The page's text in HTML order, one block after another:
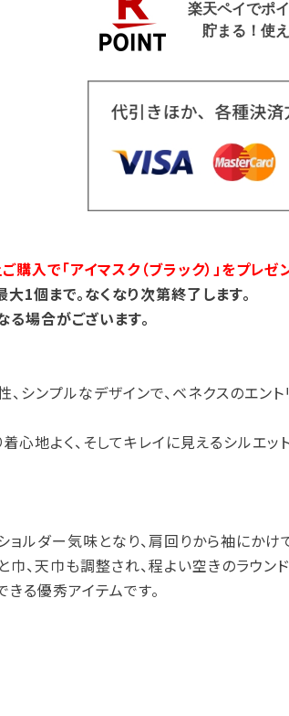
入で「アイマスク（ブラック）」をプレゼ
1個まで。なくなり次第終了します。
場合がございます。
シンプルなデザインで、ベネクスのエン
心地よく、そしてキレイに見えるシルエッ
ョルダー気味となり、肩回りから袖にかけ
、天巾も調整され、程よい空きのラウン
る優秀アイテムです。